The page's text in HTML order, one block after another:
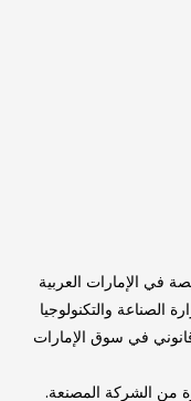
في الإمارات العربية
الصناعة والتكنولوجيا
في سوق الإمارات
من الشركة المصنعة.